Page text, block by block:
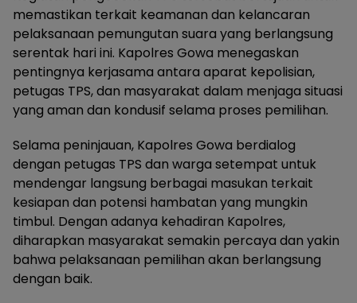
memastikan terkait keamanan dan kelancaran
pelaksanaan pemungutan suara yang berlangsung
serentak hari ini. Kapolres Gowa menegaskan
pentingnya kerjasama antara aparat kepolisian,
petugas TPS, dan masyarakat dalam menjaga situasi
yang aman dan kondusif selama proses pemilihan.
Selama peninjauan, Kapolres Gowa berdialog
dengan petugas TPS dan warga setempat untuk
mendengar langsung berbagai masukan terkait
kesiapan dan potensi hambatan yang mungkin
timbul. Dengan adanya kehadiran Kapolres,
diharapkan masyarakat semakin percaya dan yakin
bahwa pelaksanaan pemilihan akan berlangsung
dengan baik.